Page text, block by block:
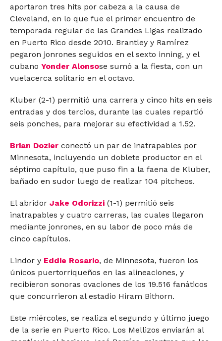
aportaron tres hits por cabeza a la causa de
Cleveland, en lo que fue el primer encuentro de
temporada regular de las Grandes Ligas realizado
en Puerto Rico desde 2010. Brantley y Ramírez
pegaron jonrones seguidos en el sexto inning, y el
cubano Yonder Alonsose sumó a la fiesta, con un
vuelacerca solitario en el octavo.
Kluber (2-1) permitió una carrera y cinco hits en seis
entradas y dos tercios, durante las cuales repartió
seis ponches, para mejorar su efectividad a 1.52.
Brian Dozierconectó un par de inatrapables por
Minnesota, incluyendo un doblete productor en el
séptimo capítulo, que puso fin a la faena de Kluber,
bañado en sudor luego de realizar 104 pitcheos.
El abridor Jake Odorizzi(1-1) permitió seis
inatrapables y cuatro carreras, las cuales llegaron
mediante jonrones, en su labor de poco más de
cinco capítulos.
Lindor y Eddie Rosario, de Minnesota, fueron los
únicos puertorriqueños en las alineaciones, y
recibieron sonoras ovaciones de los 19.516 fanáticos
que concurrieron al estadio Hiram Bithorn.
Este miércoles, se realiza el segundo y último juego
de la serie en Puerto Rico. Los Mellizos enviarán al